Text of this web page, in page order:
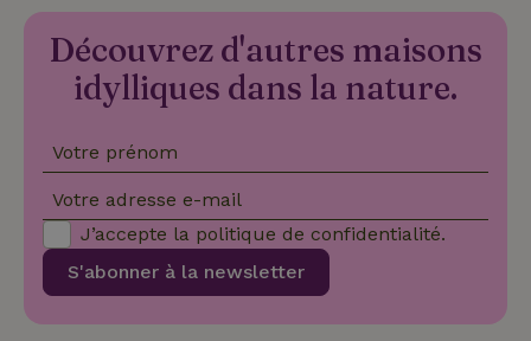
Découvrez d'autres maisons
idylliques dans la nature.
Votre prénom
Votre adresse e-mail
S'abonner à la newsletter
J’accepte la politique de confidentialité.
_nhft_safety-deposit-refund www.maisonnature.fr
_nhftconstraint_search-
geo-json
www.maisonnature.fr